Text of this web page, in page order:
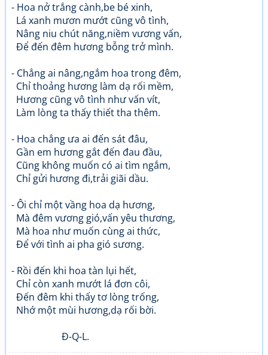
- Hoa nở trắng cành,be bé xinh,
Lá xanh mươn mướt cũng vô tình,
Nâng niu chút năng,niềm vương vấn,
Để đến đêm hương bỗng trở mình.
- Chẳng ai nâng,ngắm hoa trong đêm,
Chỉ thoảng hương làm dạ rối mềm,
Hương cũng vô tình như vấn vít,
Làm lòng ta thấy thiết tha thêm.
- Hoa chẳng ưa ai đến sát đâu,
Gần em hương gắt đến đau đầu,
Cũng không muốn có ai tìm ngắm,
Chỉ gửi hương đi,trải giãi dầu.
- Ôi chỉ một vầng hoa dạ hương,
Mà đêm vương gió,vấn yêu thương,
Mà hoa như muốn cùng ai thức,
Để với tình ai pha gió sương.
- Rồi đến khi hoa tàn lụi hết,
Chỉ còn xanh mướt lá đơn côi,
Đến đêm khi thấy tơ lòng trống,
Nhớ một mùi hương,dạ rối bời.
Đ-Q-L.